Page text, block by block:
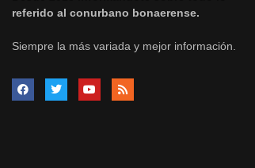
referido al conurbano bonaerense.
Siempre la más variada y mejor información.